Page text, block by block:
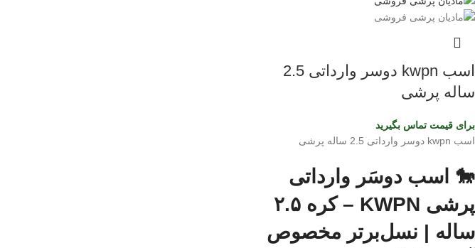
اسب kwpn دوسر وارداتی 2.5
ساله پرشی
برای قیمت تماس بگیرید
اسب kwpn دوسر وارداتی 2.5 ساله پرشی
🐎 اسب دوسَر وارداتی
پرشی KWPN – کره ۲.۵
ساله | نسل‌برتر مخصوص